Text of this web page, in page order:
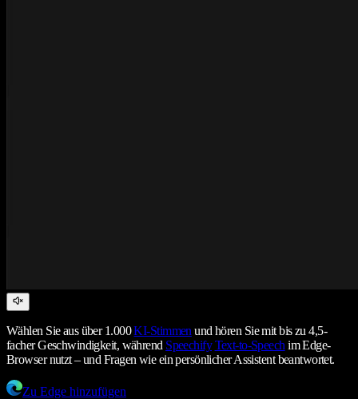
Wählen Sie aus über 1.000KI-Stimmen und hören Sie mit bis zu 4,5-
facher Geschwindigkeit, während Speechify Text-to-Speech im Edge-
Browser nutzt – und Fragen wie ein persönlicher Assistent beantwortet.
Zu Edge hinzufügen